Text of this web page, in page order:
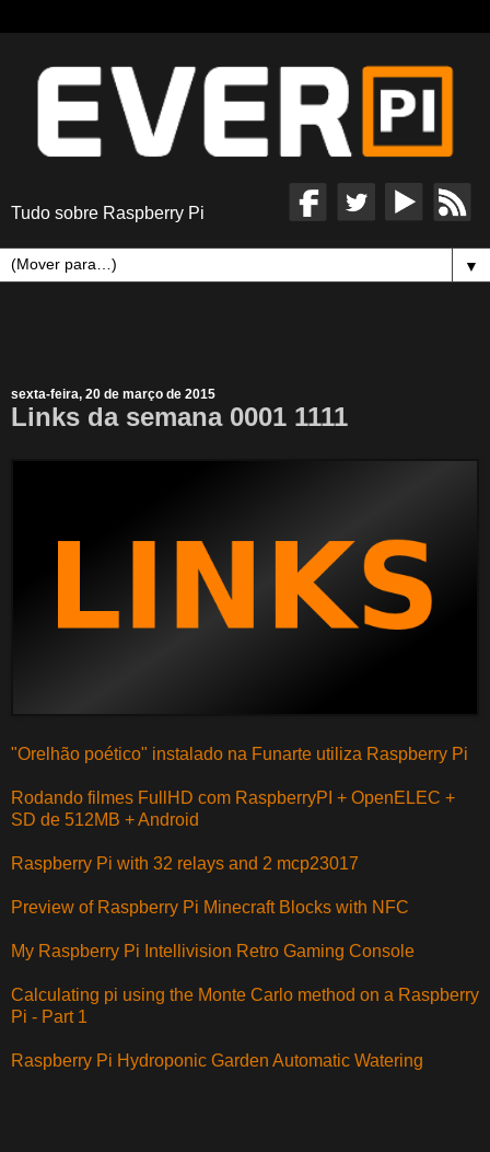
Tudo sobre Raspberry Pi
▼
sexta-feira, 20 de março de 2015
Links da semana 0001 1111
"Orelhão poético" instalado na Funarte utiliza Raspberry Pi
Rodando filmes FullHD com RaspberryPI + OpenELEC +
SD de 512MB + Android
Raspberry Pi with 32 relays and 2 mcp23017
Preview of Raspberry Pi Minecraft Blocks with NFC
My Raspberry Pi Intellivision Retro Gaming Console
Calculating pi using the Monte Carlo method on a Raspberry
Pi - Part 1
Raspberry Pi Hydroponic Garden Automatic Watering